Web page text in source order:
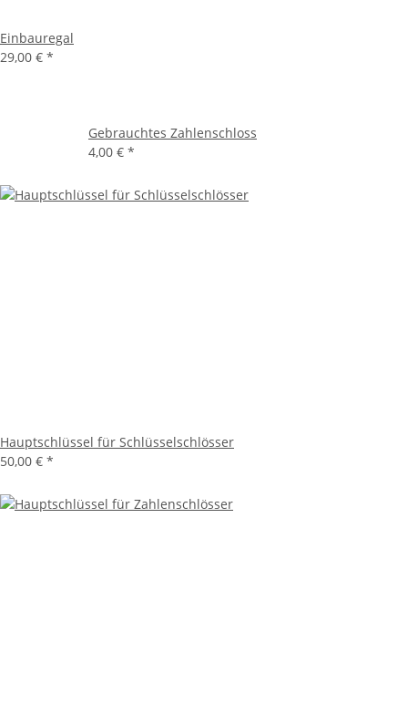
Einbauregal
29,00 € *
Gebrauchtes Zahlenschloss
4,00 € *
Hauptschlüssel für Schlüsselschlösser
50,00 € *